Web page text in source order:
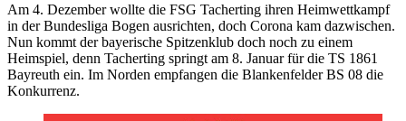
Am 4. Dezember wollte die FSG Tacherting ihren Heimwettkampf
in der Bundesliga Bogen ausrichten, doch Corona kam dazwischen.
Nun kommt der bayerische Spitzenklub doch noch zu einem
Heimspiel, denn Tacherting springt am 8. Januar für die TS 1861
Bayreuth ein. Im Norden empfangen die Blankenfelder BS 08 die
Konkurrenz.